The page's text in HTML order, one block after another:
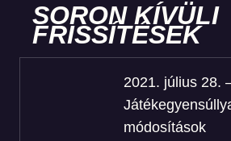
SORON KÍVÜLI
FRISSÍTÉSEK
2021. július 28.
módosítások